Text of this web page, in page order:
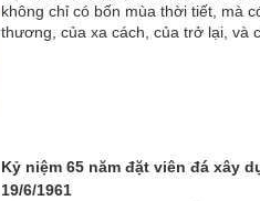
không chỉ có bốn mùa thời tiết, mà
thương, của xa cách, của trở lại, và
Kỷ niệm 65 năm đặt viên đá xây
19/6/1961